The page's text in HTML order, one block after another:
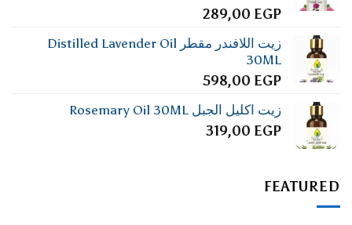
تم
من
5
289,00 EGP
زيت اللافندر مقطر Distilled Lavender Oil
30ML
598,00 EGP
زيت اكليل الجبل Rosemary Oil 30ML
319,00 EGP
FEATURED